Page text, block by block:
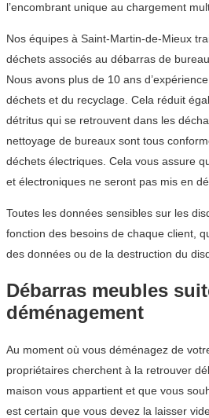
l’encombrant unique au chargement
Nos équipes à Saint-Martin-de-Mieux
déchets associés au débarras de
Nous avons plus de 10 ans
déchets et du recyclage. Cela réduit
détritus qui se retrouvent dans les
nettoyage de bureaux sont tous
déchets électriques. Cela vous assure
et électroniques ne seront pas mis en
Toutes les données sensibles sur les
fonction des besoins de chaque client,
des données ou de la destruction du
Débarras meubles
déménagement
Au moment où vous déménagez de
propriétaires cherchent à la retrouver
maison vous appartient et que vous
est certain que vous devez la laisser